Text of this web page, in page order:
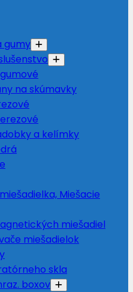
gumy
na skúmavky
a kelímky
Miešacie
miešadiel
miešadielok
skla
boxov